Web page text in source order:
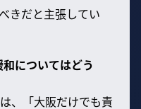
きだと主張してい
についてはどう
、「大阪だけでも責